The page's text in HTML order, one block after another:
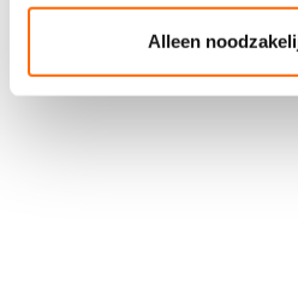
Alleen
mbo’ maken mbo-
duidelijk hoe leuk én